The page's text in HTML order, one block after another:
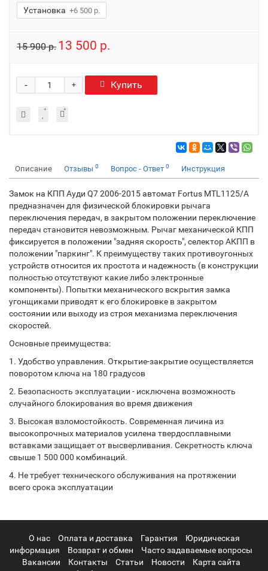
Установка +6 500 р.
15 900 р. 13 500 р.
+
- Купить
Описание Отзывы 0 Вопрос - Ответ 0 Инструкция
Замок на КПП Ауди Q7 2006-2015 автомат Fortus MTL1125/A
предназначен для физической блокировки рычага
переключения передач, в закрытом положении переключение
передач становится невозможным. Рычаг механической КПП
фиксируется в положении "задняя скорость", селектор АКПП в
положении "паркинг". К преимуществу таких противоугонных
устройств относится их простота и надежность (в конструкции
полностью отсутствуют какие либо электронные
компоненты). Попытки механического вскрытия замка
угонщиками приводят к его блокировке в закрытом
состоянии или выходу из строя механизма переключения
скоростей.
Основные преимущества:
1. Удобство управления. Открытие-закрытие осуществляется
поворотом ключа на 180 градусов
2. Безопасность эксплуатации - исключена возможность
случайного блокирования во время движения
3. Высокая взломостойкость. Современная личина из
высокопрочных материалов усилена твердосплавными
вставками защищает от высверливания. Секретность ключа
свыше 1 500 000 комбинаций.
4. Не требует технического обслуживания на протяжении
всего срока эксплуатации
О нас Оплата и доставка Гарантия
Юридическая
информация
Возврат и обмен
Часто задаваемые вопросы
Вакансии
Контакты Статьи Новости
Карта сайта